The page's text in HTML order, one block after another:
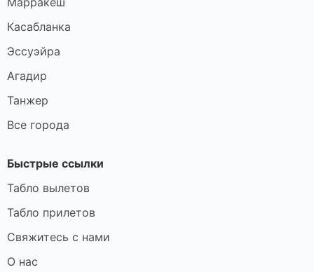
Касабланка
Эссуэйра
Агадир
Танжер
Все города
Быстрые ссылки
Табло вылетов
Табло прилетов
Свяжитесь с нами
О нас